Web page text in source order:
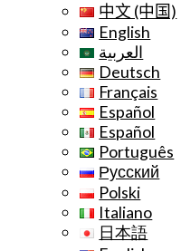
中文 (中国)
English
العربية
Deutsch
Français
Español
Español
Português
Русский
Polski
Italiano
日本語